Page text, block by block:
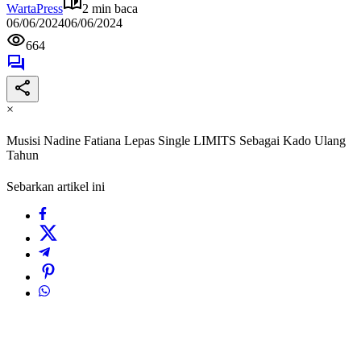
WartaPress
2 min baca
06/06/202406/06/2024
664
×
Musisi Nadine Fatiana Lepas Single LIMITS Sebagai Kado Ulang
Tahun
Sebarkan artikel ini